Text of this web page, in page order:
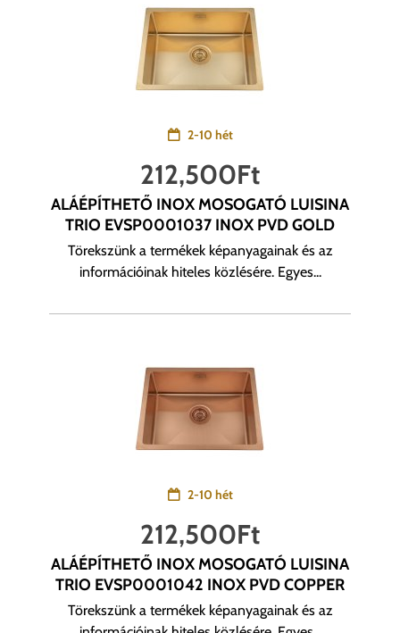
2-10 hét
212,500Ft
ALÁÉPÍTHETŐ INOX MOSOGATÓ LUISINA
TRIO EVSP0001037 INOX PVD GOLD
Törekszünk a termékek képanyagainak és az
információinak hiteles közlésére. Egyes...
2-10 hét
212,500Ft
ALÁÉPÍTHETŐ INOX MOSOGATÓ LUISINA
TRIO EVSP0001042 INOX PVD COPPER
Törekszünk a termékek képanyagainak és az